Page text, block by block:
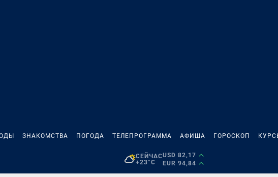
ЗНАКОМСТВА ПОГОДА ТЕЛЕПРОГРАММА АФИША ГОРОСКОП
СЕЙЧАС
+23°C
USD 82,17
EUR 94,84